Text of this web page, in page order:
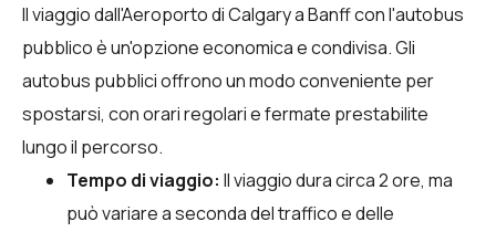
Il viaggio dall'Aeroporto di Calgary a Banff con l'autobus
pubblico è un'opzione economica e condivisa. Gli
autobus pubblici offrono un modo conveniente per
spostarsi, con orari regolari e fermate prestabilite
lungo il percorso.
Tempo di viaggio: Il viaggio dura circa 2 ore, ma
può variare a seconda del traffico e delle